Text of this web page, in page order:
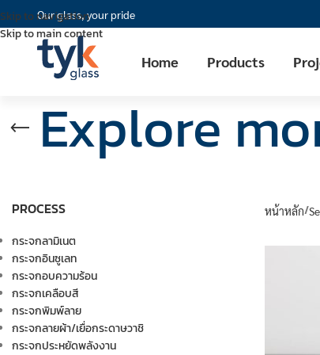
Skip to navigation
Skip to main content
Our glass, your pride
Home Products
Explore
PROCESS
กระจกลามิเนต
กระจกอินซูเลท
กระจกอบความร้อน
กระจกเคลือบสี
กระจกพิมพ์ลาย
กระจกลายผ้า/เยื่อกระดาษวาชิ
กระจกประหยัดพลังงาน
หน้าหลัก